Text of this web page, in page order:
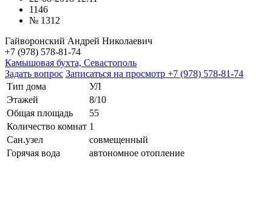
1146
№ 1312
Гайворонский Андрей Николаевич
+7 (978) 578-81-74
Камышовая бухта, Севастополь
Задать вопрос Записаться на просмотр +7 (978) 578-81-74
Тип дома
УЛ
Этажей
8/10
Общая площадь
55
Количество комнат 1
Сан.узел
совмещенный
Горячая вода
автономное отопление